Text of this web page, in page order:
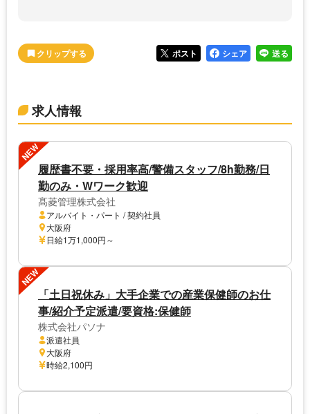
ポスト シェア 送る
求人情報
NEW
履歴書不要・採用率高/警備スタッフ/8h勤務/日
勤のみ・Wワーク歓迎
髙菱管理株式会社
アルバイト・パート / 契約社員
大阪府
日給1万1,000円～
NEW
「土日祝休み」大手企業での産業保健師のお仕
事/紹介予定派遣/要資格:保健師
株式会社パソナ
派遣社員
大阪府
時給2,100円